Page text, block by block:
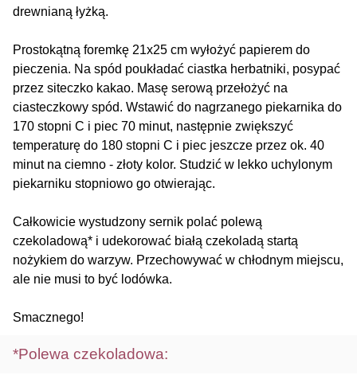
drewnianą łyżką.
Prostokątną foremkę 21x25 cm wyłożyć papierem do
pieczenia. Na spód poukładać ciastka herbatniki, posypać
przez siteczko kakao. Masę serową przełożyć na
ciasteczkowy spód. Wstawić do nagrzanego piekarnika do
170 stopni C i piec 70 minut, następnie zwiększyć
temperaturę do 180 stopni C i piec jeszcze przez ok. 40
minut na ciemno - złoty kolor. Studzić w lekko uchylonym
piekarniku stopniowo go otwierając.
Całkowicie wystudzony sernik polać polewą
czekoladową* i udekorować białą czekoladą startą
nożykiem do warzyw. Przechowywać w chłodnym miejscu,
ale nie musi to być lodówka.
Smacznego!
*Polewa czekoladowa: